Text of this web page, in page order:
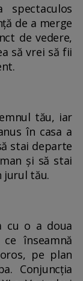
de a merge
de vedere,
să vrei să fii
tău, iar
în casa a
stai departe
și să stai
jurul tău.
cu o a doua
înseamnă
pe plan
Conjuncția